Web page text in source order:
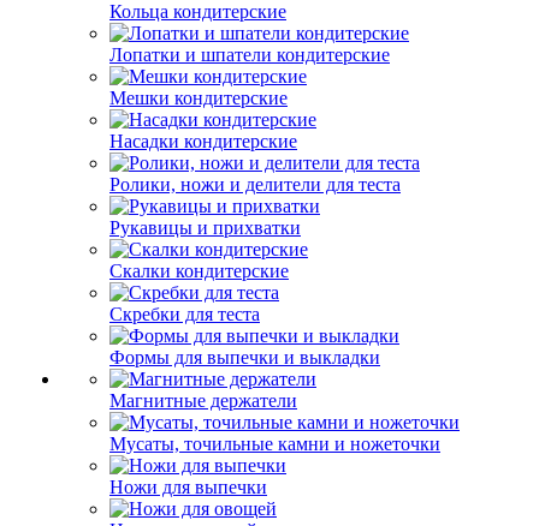
Кольца кондитерские
Лопатки и шпатели кондитерские
Мешки кондитерские
Насадки кондитерские
Ролики, ножи и делители для теста
Рукавицы и прихватки
Скалки кондитерские
Скребки для теста
Формы для выпечки и выкладки
Магнитные держатели
Мусаты, точильные камни и ножеточки
Ножи для выпечки